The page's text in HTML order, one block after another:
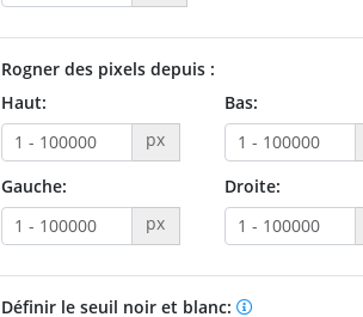
Rogner des pixels depuis :
Haut:
px
Bas:
Gauche:
px
Droite:
Définir le seuil noir et blanc: